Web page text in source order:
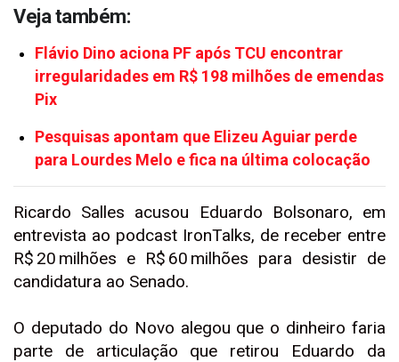
Veja também:
Flávio Dino aciona PF após TCU encontrar
irregularidades em R$ 198 milhões de emendas
Pix
Pesquisas apontam que Elizeu Aguiar perde
para Lourdes Melo e fica na última colocação
Ricardo Salles acusou Eduardo Bolsonaro, em
entrevista ao podcast IronTalks, de receber entre
R$ 20 milhões e R$ 60 milhões para desistir de
candidatura ao Senado.
O deputado do Novo alegou que o dinheiro faria
parte de articulação que retirou Eduardo da